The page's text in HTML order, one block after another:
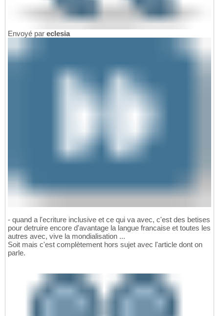
Envoyé par eclesia
- quand a l'ecriture inclusive et ce qui va avec, c'est des betises
pour detruire encore d'avantage la langue francaise et toutes les
autres avec, vive la mondialisation ...
Soit mais c'est complètement hors sujet avec l'article dont on
parle.